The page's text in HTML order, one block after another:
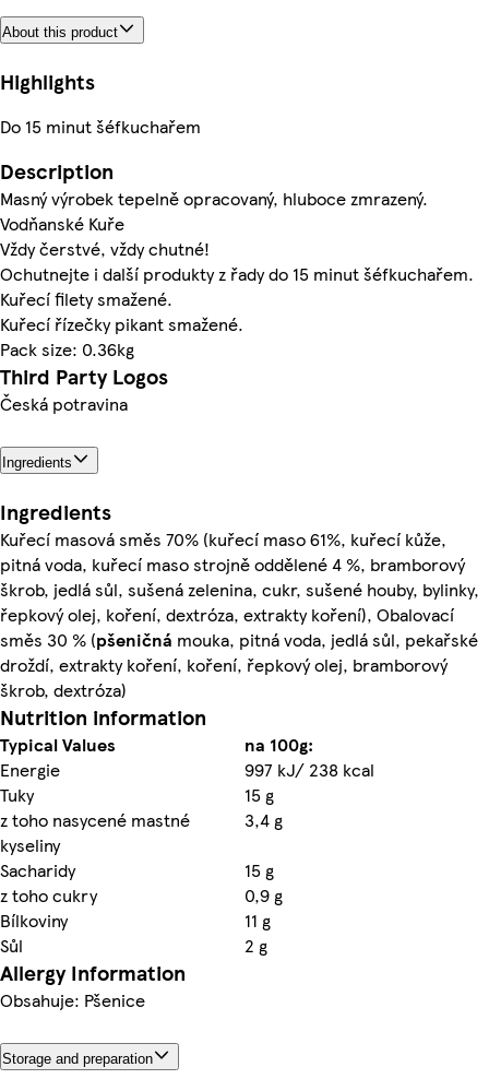
About this product
Highlights
Do 15 minut šéfkuchařem
Description
Masný výrobek tepelně opracovaný, hluboce zmrazený.
Vodňanské Kuře
Vždy čerstvé, vždy chutné!
Ochutnejte i další produkty z řady do 15 minut šéfkuchařem.
Kuřecí filety smažené.
Kuřecí řízečky pikant smažené.
Pack size: 0.36kg
Third Party Logos
Česká potravina
Ingredients
Ingredients
Kuřecí masová směs 70% (kuřecí maso 61%, kuřecí kůže,
pitná voda, kuřecí maso strojně oddělené 4 %, bramborový
škrob, jedlá sůl, sušená zelenina, cukr, sušené houby, bylinky,
řepkový olej, koření, dextróza, extrakty koření), Obalovací
směs 30 % (pšeničná mouka, pitná voda, jedlá sůl, pekařské
droždí, extrakty koření, koření, řepkový olej, bramborový
škrob, dextróza)
Nutrition information
Typical Values
na 100g:
Energie
997 kJ/ 238 kcal
Tuky
15 g
z toho nasycené mastné
kyseliny
3,4 g
Sacharidy
15 g
z toho cukry
0,9 g
Bílkoviny
11 g
Sůl
2 g
Allergy Information
Obsahuje: Pšenice
Storage and preparation